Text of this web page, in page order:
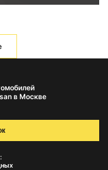
в Москве